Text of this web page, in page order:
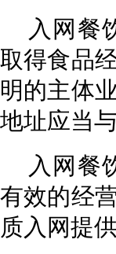
入网餐
取得食品
明的主体
地址应当
入网餐
有效的经
质入网提